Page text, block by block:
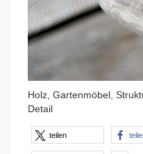
Holz, Gartenmöbel,
Detail
teilen